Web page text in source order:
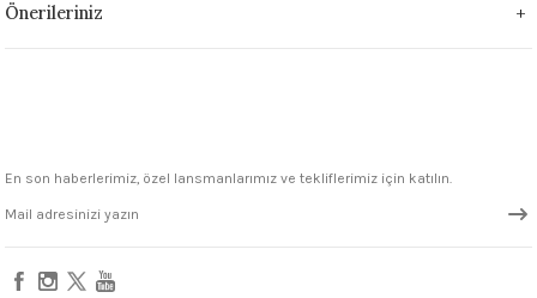
Önerileriniz
En son haberlerimiz, özel lansmanlarımız ve tekliflerimiz için katılın.